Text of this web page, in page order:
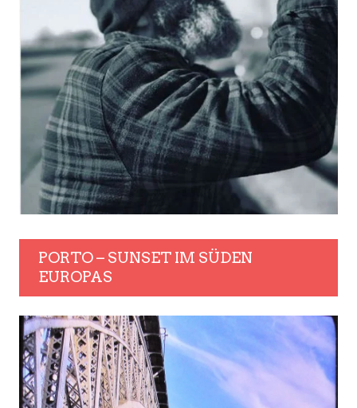
PORTO – SUNSET IM SÜDEN
EUROPAS